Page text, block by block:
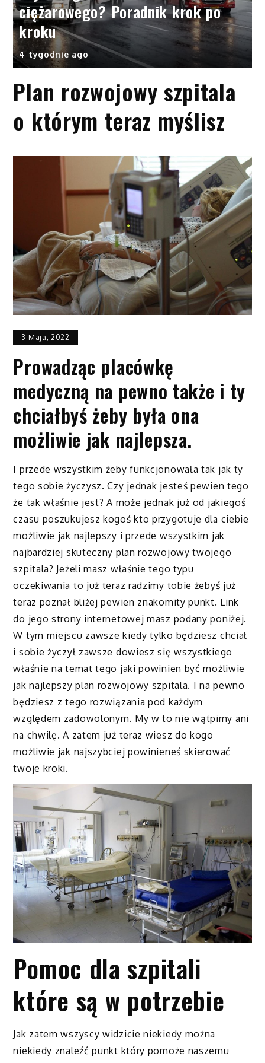
ciężarowego? Poradnik krok po
kroku
4 tygodnie ago
Plan rozwojowy szpitala
o którym teraz myślisz
3 Maja, 2022
Prowadząc placówkę
medyczną na pewno także i ty
chciałbyś żeby była ona
możliwie jak najlepsza.
I przede wszystkim żeby funkcjonowała tak jak ty
tego sobie życzysz. Czy jednak jesteś pewien tego
że tak właśnie jest? A może jednak już od jakiegoś
czasu poszukujesz kogoś kto przygotuje dla ciebie
możliwie jak najlepszy i przede wszystkim jak
najbardziej skuteczny plan rozwojowy twojego
szpitala? Jeżeli masz właśnie tego typu
oczekiwania to już teraz radzimy tobie żebyś już
teraz poznał bliżej pewien znakomity punkt. Link
do jego strony internetowej masz podany poniżej.
W tym miejscu zawsze kiedy tylko będziesz chciał
i sobie życzył zawsze dowiesz się wszystkiego
właśnie na temat tego jaki powinien być możliwie
jak najlepszy plan rozwojowy szpitala. I na pewno
będziesz z tego rozwiązania pod każdym
względem zadowolonym. My w to nie wątpimy ani
na chwilę. A zatem już teraz wiesz do kogo
możliwie jak najszybciej powinieneś skierować
twoje kroki.
Pomoc dla szpitali
które są w potrzebie
Jak zatem wszyscy widzicie niekiedy można
niekiedy znaleźć punkt który pomoże naszemu